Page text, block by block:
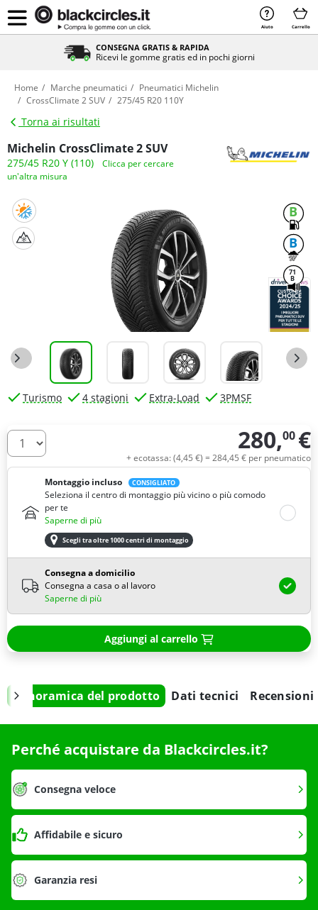
Aiuto Carrello
CONSEGNA GRATIS & RAPIDA
Ricevi le gomme gratis ed in pochi giorni
Home Marche pneumatici
Pneumatici Michelin
CrossClimate 2 SUV
275/45 R20 110Y
Torna ai risultati
Michelin CrossClimate 2 SUV
275/45 R20 Y (110)
Clicca per cercare
un'altra misura
B
B
71
B
Turismo 4 stagioni Extra-Load 3PMSF
Quantità 280,00 €
+ ecotassa: (4,45 €) = 284,45 € per pneumatico
Montaggio incluso
CONSIGLIATO
Seleziona il centro di montaggio più vicino o più comodo
per te
Saperne di più
Scegli tra oltre 1000 centri di montaggio
Consegna a domicilio
Consegna a casa o al lavoro
Saperne di più
Aggiungi al carrello
Panoramica del prodotto Dati tecnici Recensioni
Perché acquistare da Blackcircles.it?
Consegna veloce
Affidabile e sicuro
Garanzia resi